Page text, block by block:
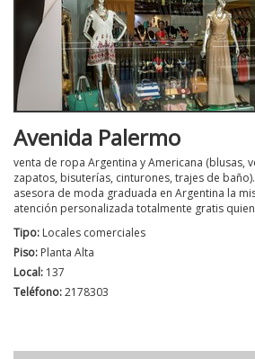
Avenida Palermo
venta de ropa Argentina y Americana (blusas,
zapatos, bisuterías, cinturones, trajes de
asesora de moda graduada en Argentina la
atención personalizada totalmente gratis
Tipo: Locales comerciales
Piso: Planta Alta
Local: 137
Teléfono:2178303